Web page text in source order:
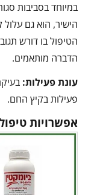
במיוחד בסביבות
הישיר, הוא גם
הטיפול בו דורש
הדברה מותאמים.
עונת פעילות:
פעילות בקיץ החם.
אפשרויות